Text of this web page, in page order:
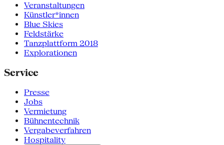
Veranstaltungen
Künstler*innen
Blue Skies
Feldstärke
Tanzplattform 2018
Explorationen
Service
Presse
Jobs
Vermietung
Bühnentechnik
Vergabeverfahren
Hospitality